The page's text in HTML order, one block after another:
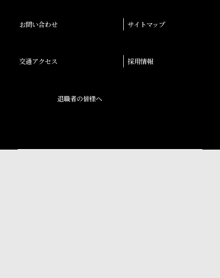
お問い合わせ サイトマップ
交通アクセス 採用情報
退職者の皆様へ